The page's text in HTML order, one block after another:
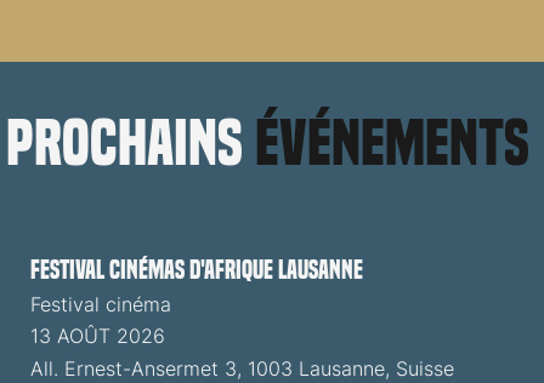
prochains événements
Festival cinémas d'Afrique Lausanne
Festival cinéma
13 AOÛT 2026
All. Ernest-Ansermet 3, 1003 Lausanne, Suisse